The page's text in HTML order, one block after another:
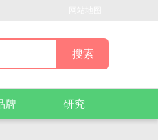
牌 研究